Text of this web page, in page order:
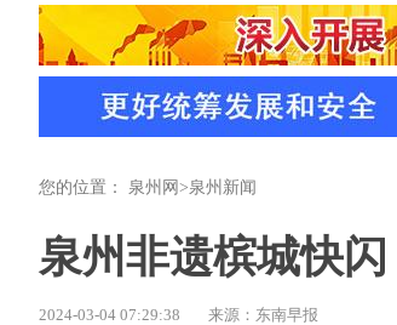
您的位置： 泉州网 >泉州新闻
泉州非遗槟城快
2024-03-04 07:29:38 来源：东南早报